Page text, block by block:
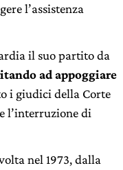
l’assistenza
il suo partito da
ad appoggiare
i giudici della Corte
l’interruzione di
nel 1973, dalla